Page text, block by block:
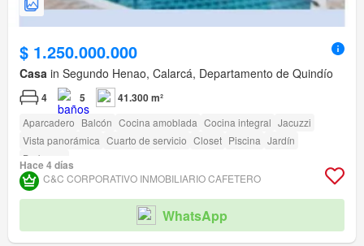
$ 1.250.000.000
Casa in Segundo Henao, Calarcá, Departamento de Quindío
4 5 41.300 m²
Aparcadero Balcón Cocina amoblada Cocina integral Jacuzzi
Vista panorámica Cuarto de servicio Closet Piscina Jardín
Barbecue
Hace 4 días
C&C CORPORATIVO INMOBILIARIO CAFETERO
WhatsApp